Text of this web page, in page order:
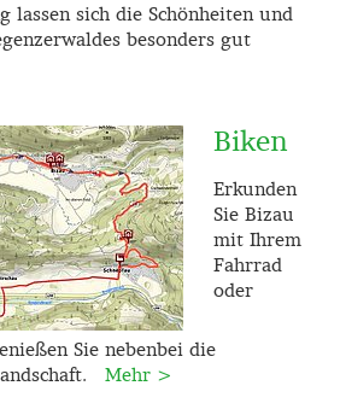
lassen sich die Schönheiten und
besonders gut
Biken
Erkunden
Sie Bizau
mit Ihrem
Fahrrad
oder
Sie nebenbei die
Mehr >